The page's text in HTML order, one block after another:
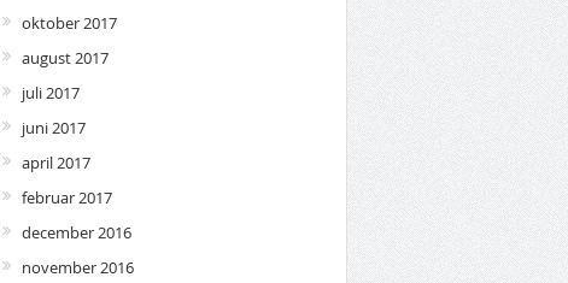
oktober 2017
august 2017
juli 2017
juni 2017
april 2017
februar 2017
december 2016
november 2016